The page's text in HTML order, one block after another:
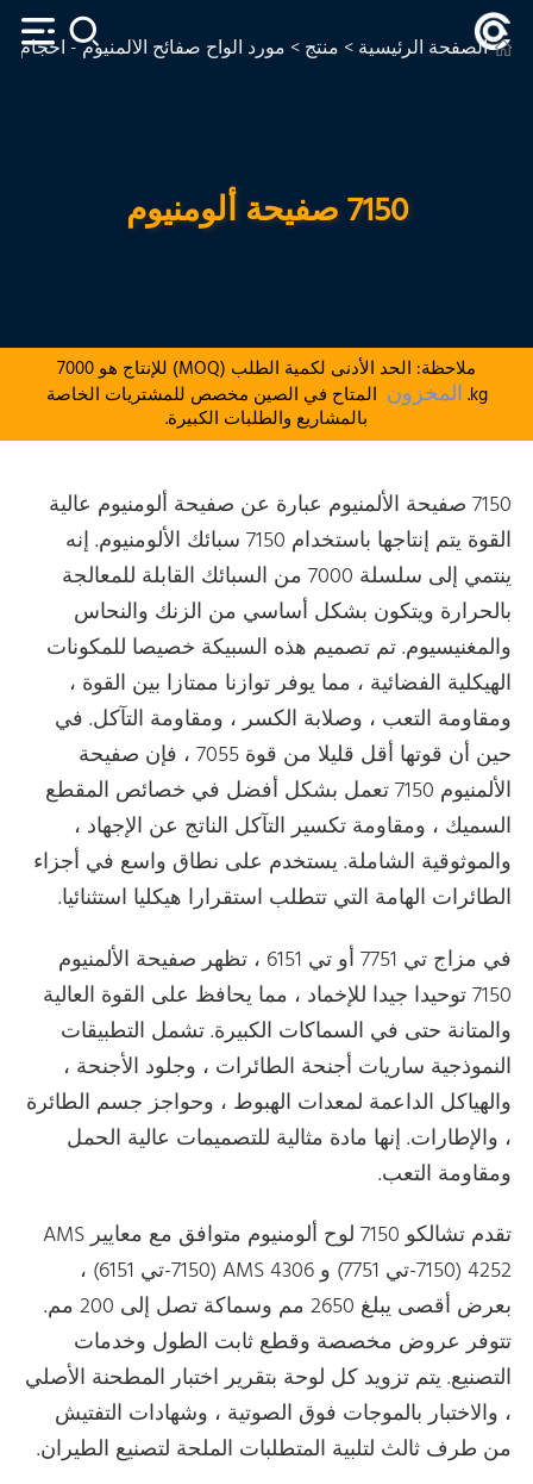
الصفحة الرئيسية> منتج> مورد ألواح صفائح الألمنيوم -
7150 صفيحة ألومنيوم
ملاحظة: الحد الأدنى لكمية الطلب (MOQ) للإنتاج هو 7000
kg. المخزون المتاح في الصين مخصص للمشتريات الخاصة
بالمشاريع والطلبات الكبيرة.
7150 صفيحة الألمنيوم عبارة عن صفيحة ألومنيوم عالية
القوة يتم إنتاجها باستخدام 7150 سبائك الألومنيوم. إنه
ينتمي إلى سلسلة 7000 من السبائك القابلة للمعالجة
بالحرارة ويتكون بشكل أساسي من الزنك والنحاس
والمغنيسيوم. تم تصميم هذه السبيكة خصيصا للمكونات
الهيكلية الفضائية ، مما يوفر توازنا ممتازا بين القوة ،
ومقاومة التعب ، وصلابة الكسر ، ومقاومة التآكل. في
حين أن قوتها أقل قليلا من قوة 7055 ، فإن صفيحة
الألمنيوم 7150 تعمل بشكل أفضل في خصائص المقطع
السميك ، ومقاومة تكسير التآكل الناتج عن الإجهاد ،
والموثوقية الشاملة. يستخدم على نطاق واسع في أجزاء
الطائرات الهامة التي تتطلب استقرارا هيكليا استثنائيا.
في مزاج تي 7751 أو تي 6151 ، تظهر صفيحة الألمنيوم
7150 توحيدا جيدا للإخماد ، مما يحافظ على القوة العالية
والمتانة حتى في السماكات الكبيرة. تشمل التطبيقات
النموذجية ساريات أجنحة الطائرات ، وجلود الأجنحة ،
والهياكل الداعمة لمعدات الهبوط ، وحواجز جسم الطائرة
، والإطارات. إنها مادة مثالية للتصميمات عالية الحمل
ومقاومة التعب.
تقدم تشالكو 7150 لوح ألومنيوم متوافق مع معايير AMS
4252 (7150-تي 7751) و AMS 4306 (7150-تي 6151) ،
بعرض أقصى يبلغ 2650 مم وسماكة تصل إلى 200 مم.
تتوفر عروض مخصصة وقطع ثابت الطول وخدمات
التصنيع. يتم تزويد كل لوحة بتقرير اختبار المطحنة الأصلي
، والاختبار بالموجات فوق الصوتية ، وشهادات التفتيش
من طرف ثالث لتلبية المتطلبات الملحة لتصنيع الطيران.